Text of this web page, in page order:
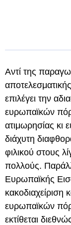
Αντί της
επιλέγει την
ευρωπαϊκών
ατιμωρησίας κι
διάχυτη
φιλικού στους
πολλούς.
Ευρωπαϊκής
κακοδιαχείριση
ευρωπαϊκών
εκτίθεται